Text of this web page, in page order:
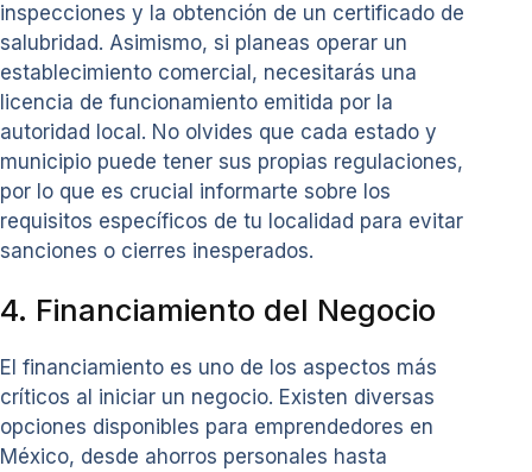
inspecciones y la obtención de un certificado de
salubridad. Asimismo, si planeas operar un
establecimiento comercial, necesitarás una
licencia de funcionamiento emitida por la
autoridad local. No olvides que cada estado y
municipio puede tener sus propias regulaciones,
por lo que es crucial informarte sobre los
requisitos específicos de tu localidad para evitar
sanciones o cierres inesperados.
4. Financiamiento del Negocio
El financiamiento es uno de los aspectos más
críticos al iniciar un negocio. Existen diversas
opciones disponibles para emprendedores en
México, desde ahorros personales hasta